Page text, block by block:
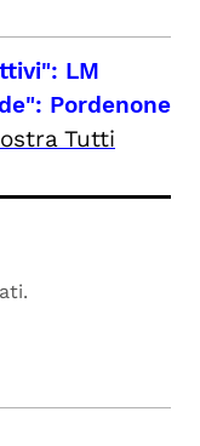
LM
Pordenone
Tutti